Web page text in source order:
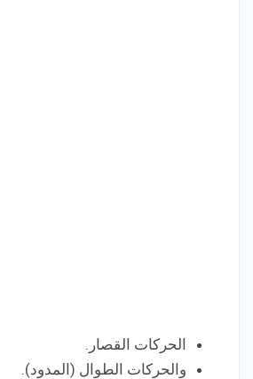
الحركات القصار.
والحركات الطوال (المدود).